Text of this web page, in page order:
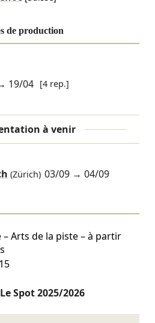
de production
19/04 [4 rep.]
à venir
(Zürich) 03/09 →04/09
– Arts de la piste – à partir
Le Spot2025/2026